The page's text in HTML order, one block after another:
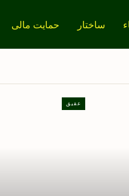
ساختار حمایت مالی
عقیق